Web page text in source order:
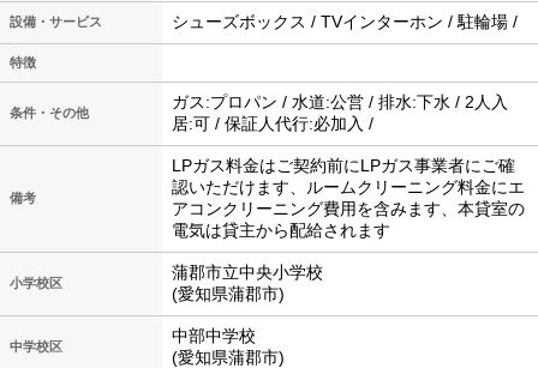
設備・サービス シューズボックス / TVインターホン / 駐輪場 /
特徴
条件・その他
ガス:プロパン / 水道:公営 / 排水:下水 / 2人入
居:可 / 保証人代行:必加入 /
備考
LPガス料金はご契約前にLPガス事業者にご確
認いただけます、ルームクリーニング料金にエ
アコンクリーニング費用を含みます、本貸室の
電気は貸主から配給されます
小学校区
蒲郡市立中央小学校
(愛知県蒲郡市)
中学校区
中部中学校
(愛知県蒲郡市)